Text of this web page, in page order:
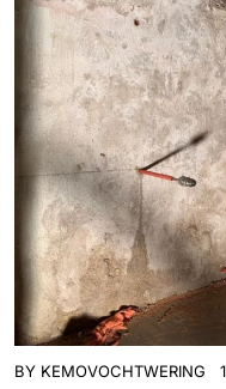
BY KEMOVOCHTWERING